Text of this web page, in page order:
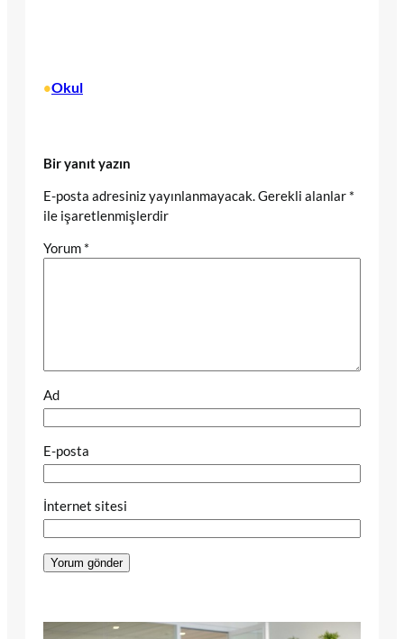
•Okul
Bir yanıt yazın
E-posta adresiniz yayınlanmayacak. Gerekli alanlar *
ile işaretlenmişlerdir
Yorum *
Ad
E-posta
İnternet sitesi